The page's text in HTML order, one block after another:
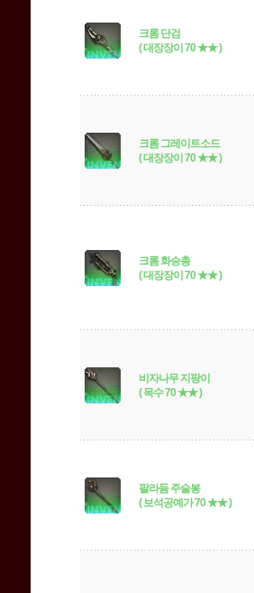
크롬 단검
( 대장장이 70 ★★ )
크롬 그레이트소드
( 대장장이 70 ★★ )
크롬 화승총
( 대장장이 70 ★★ )
비자나무 지팡이
( 목수 70 ★★ )
팔라듐 주술봉
( 보석공예가 70 ★★ )